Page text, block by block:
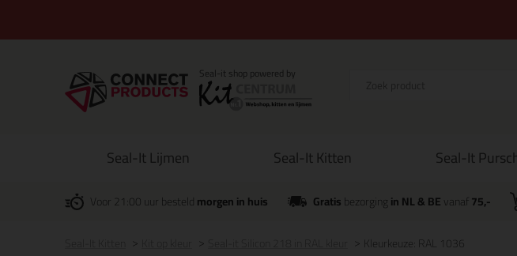
Seal-It Lijmen Seal-It Kitten Seal-It
Voor 21:00 uur besteldmorgen in huis Gratisbezorgingin NL & BEvanaf 75,-
Kleurkeuze: RAL 1036